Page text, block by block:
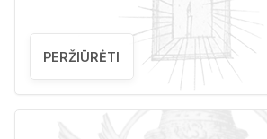
PERŽIŪRĖTI